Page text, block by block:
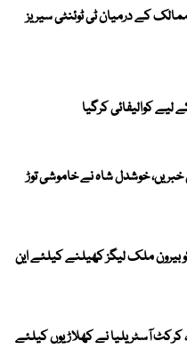
میزبان ممالک کے درمیان ٹی ٹوئنٹی سیریز
خوشدل شاہ نے خاموشی توڑ
بیرون ملک لیگز کھیلنے کیلئے این
آسٹریلیا نے کھلاڑیوں کیلئے